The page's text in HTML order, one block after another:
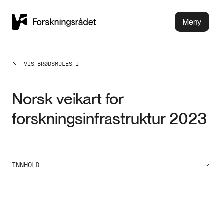
Meny
VIS BRØDSMULESTI
Norsk veikart for
forskningsinfrastruktur 2023
INNHOLD